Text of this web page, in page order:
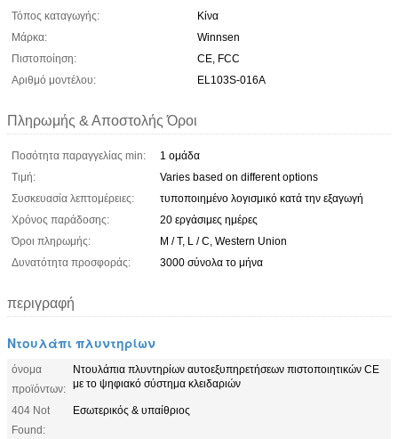
Τόπος καταγωγής:
Κίνα
Μάρκα:
Winnsen
Πιστοποίηση:
CE, FCC
Αριθμό μοντέλου:
EL103S-016A
Πληρωμής & Αποστολής Όροι
Ποσότητα παραγγελίας min:
1 ομάδα
Τιμή:
Varies based on different options
Συσκευασία λεπτομέρειες:
τυποποιημένο λογισμικό κατά την εξαγωγή
Χρόνος παράδοσης:
20 εργάσιμες ημέρες
Όροι πληρωμής:
Μ / Τ, L / C, Western Union
Δυνατότητα προσφοράς:
3000 σύνολα το μήνα
περιγραφή
Ντουλάπι πλυντηρίων
όνομα
προϊόντων:
Ντουλάπια πλυντηρίων αυτοεξυπηρετήσεων πιστοποιητικών CE
με το ψηφιακό σύστημα κλειδαριών
404 Not
Found:
Εσωτερικός & υπαίθριος